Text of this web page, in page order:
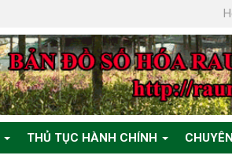
THỦ TỤC HÀNH CHÍNH